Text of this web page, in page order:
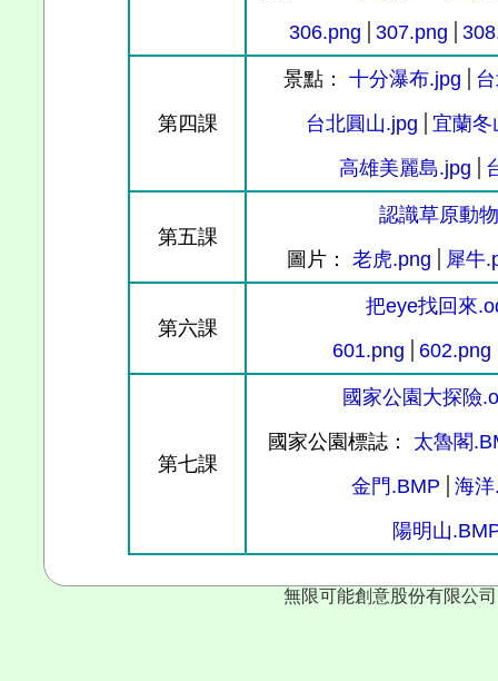
306.png
307.png
第四課
景點： 十分瀑布.jpg
台北圓山.jpg
宜蘭冬
高雄美麗島.jpg
第五課
認識草原動
圖片： 老虎.png 犀牛
第六課
把eye找回來
601.png
602.png
第七課
國家公園大探險
國家公園標誌： 太魯閣
金門.BMP
海
陽明山
無限可能創意股份有限公